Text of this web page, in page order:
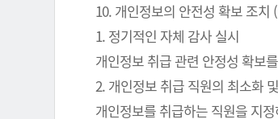
10. 개인정보의 안전성 확보 조
1. 정기적인 자체 감사 실시
개인정보 취급 관련 안정성 확보
2. 개인정보 취급 직원의 최소화
개인정보를 취급하는 직원을 지